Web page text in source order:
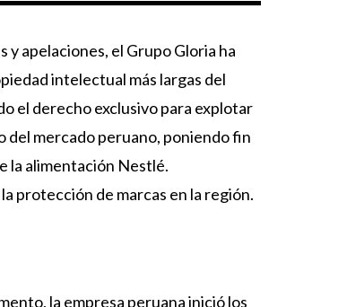
y apelaciones, el Grupo Gloria ha
intelectual más largas del
el derecho exclusivo para explotar
mercado peruano, poniendo fin
la alimentación Nestlé.
protección de marcas en la región.
la empresa peruana inició los